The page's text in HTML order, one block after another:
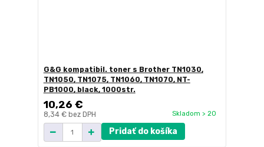
G&G kompatibil. toner s Brother TN1030,
TN1050, TN1075, TN1060, TN1070, NT-
PB1000, black, 1000str.
10,26 €
8,34 € bez DPH Skladom > 20
Pridať do košíka